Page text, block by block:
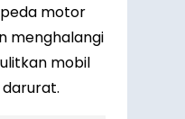
motor
menghalangi
mobil